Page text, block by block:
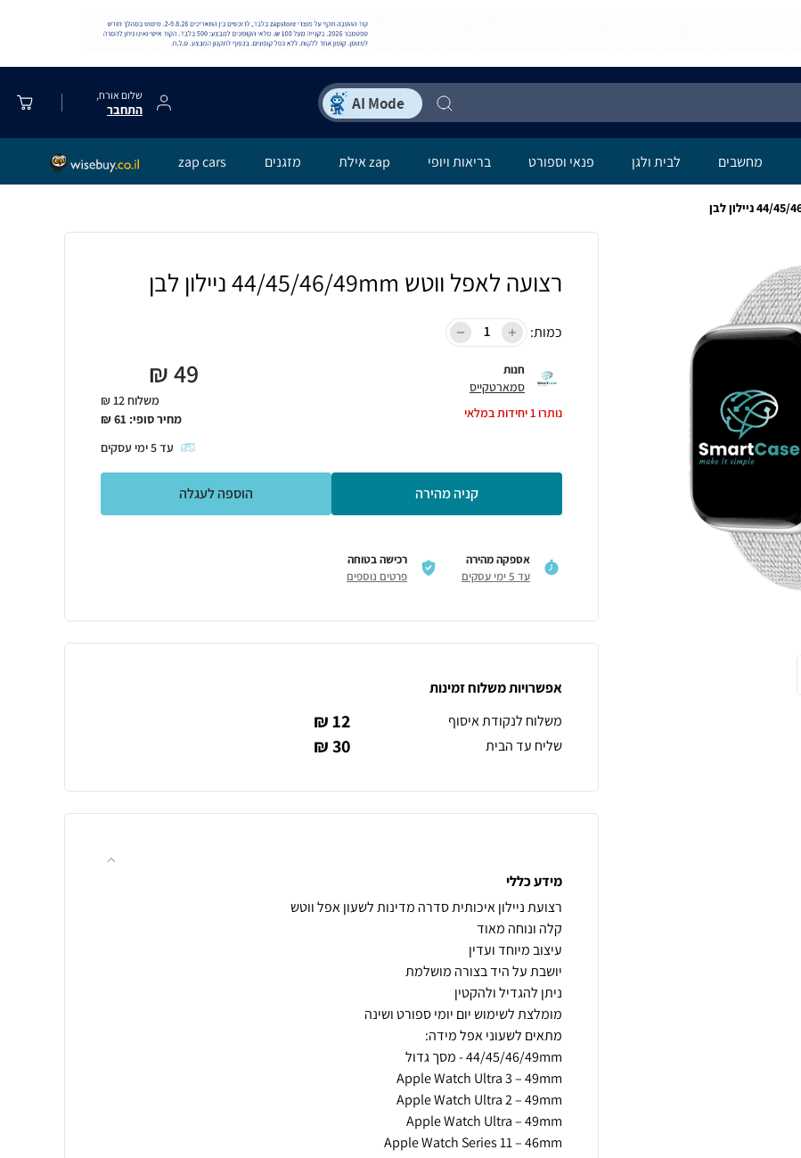
שלום אורח,
התחבר
מחשבים לבית ולגן פנאי וספורט בריאות ויופי zap אילת מזגנים zap cars
רצועה לאפל ווטש 44/45/46/49mm ניילון לבן
כמות:
חנות
סמארטקייס
נותרו1יחידות במלאי
49
₪
משלוח 12 ₪
מחיר סופי: 61
₪
עד5ימי עסקים
קניה מהירה הוספה לעגלה
אספקה מהירה
עד 5 ימי עסקים
רכישה בטוחה
פרטים נוספים
אפשרויות משלוח זמינות
משלוח לנקודת איסוף
12 ₪
שליח עד הבית 30 ₪
מידע כללי